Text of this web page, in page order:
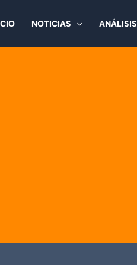
NOTICIAS ANÁLISIS